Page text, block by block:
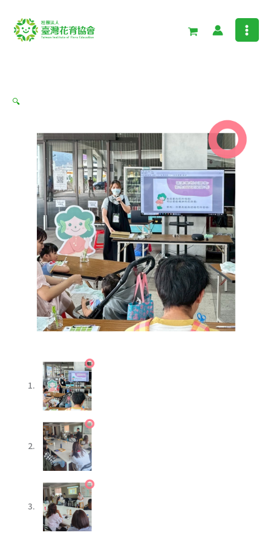
🔍
育
講
課